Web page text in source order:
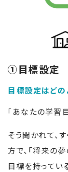
①目標設定
目標設定はどの
「あなたの学習
そう聞かれて、
方で、「将来の
目標を持ってい